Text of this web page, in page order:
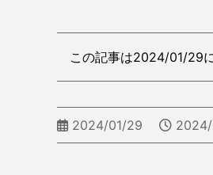
この記事は2024/01/29
2024/01/29